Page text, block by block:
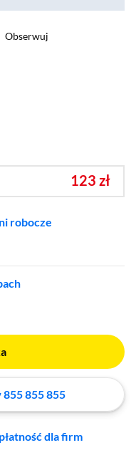
Obserwuj
123 zł
robocze
855 855
dla firm